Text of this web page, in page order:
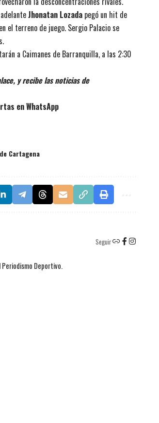
Jhonatan Lozada pegó un hit de
el terreno de juego. Sergio Palacio se
a Caimanes de Barranquilla, a las 2:30
y recibe las noticias de
en WhatsApp
Cartagena
Seguir
Deportivo.